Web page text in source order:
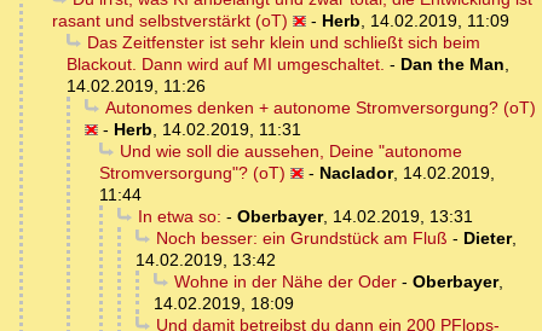
rasant und selbstverstärkt (oT)
- Herb, 14.02.2019, 11:09
Das Zeitfenster ist sehr klein und schließt sich beim
Blackout. Dann wird auf MI umgeschaltet. - Dan the Man,
14.02.2019, 11:26
Autonomes denken + autonome Stromversorgung? (oT)
- Herb, 14.02.2019, 11:31
Und wie soll die aussehen, Deine "autonome
Stromversorgung"? (oT)
- Naclador, 14.02.2019,
11:44
In etwa so: - Oberbayer, 14.02.2019, 13:31
Noch besser: ein Grundstück am Fluß - Dieter,
14.02.2019, 13:42
Wohne in der Nähe der Oder- Oberbayer,
14.02.2019, 18:09
Und damit betreibst du dann ein 200 PFlops-